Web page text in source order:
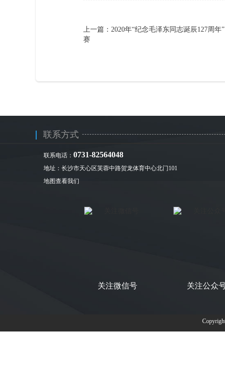
上一篇：2020年“纪念毛泽东同志诞辰127周
赛
联系方式
联系电话： 0731-82564048
地址：长沙市天心区芙蓉中路贺龙体育中心北门101
地图查看我们
关注微信号 关注公众